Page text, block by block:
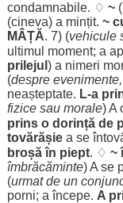
condamnabile. ♢ ~(
(cineva) a mințit. ~
MÂȚĂ. 7) (vehicule
ultimul moment; a
prilejul ) a nimeri
(despre evenimente,
neașteptate. L-a
fizicesau morale) A
prinso dorințăde
tovărășie a se
broșăîn piept. ♢ ~
îmbrăcăminte) A se
(urmatde un
porni; aîncepe. A